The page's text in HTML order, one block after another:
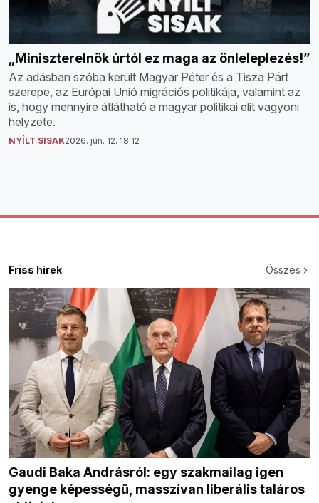
„Miniszterelnök úrtól ez maga az önleleplezés!”
Az adásban szóba került Magyar Péter és a Tisza Párt
szerepe, az Európai Unió migrációs politikája, valamint az
is, hogy mennyire átlátható a magyar politikai elit vagyoni
helyzete.
NYÍLT SISAK2026. jún. 12. 18:12
Friss hírek Összes
Gaudi Baka Andrásról: egy szakmailag igen
gyenge képességű, masszívan liberális taláros